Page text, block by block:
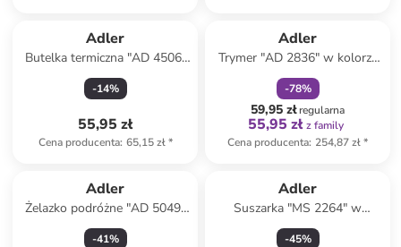
Adler
Butelka termiczna "AD 4506"
w kolorze jasnoróżowym -
473 ml
-14%
55,95 zł
Cena producenta: 65,15 zł*
Adler
Trymer "AD 2836" w kolorze
szarym do zarostu
-78%
59,95 złregularna
55,95 zł z family
Cena producenta: 254,87 zł*
Adler
Żelazko podróżne "AD 5049"
w kolorze czarno-fioletowym
-41%
Adler
Suszarka "MS 2264" w
kolorze czarnym
-45%